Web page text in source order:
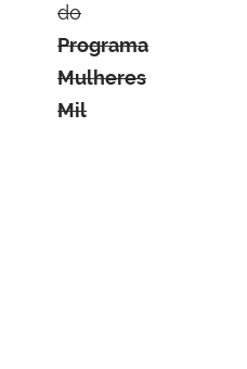
do
Programa
Mulheres
Mil